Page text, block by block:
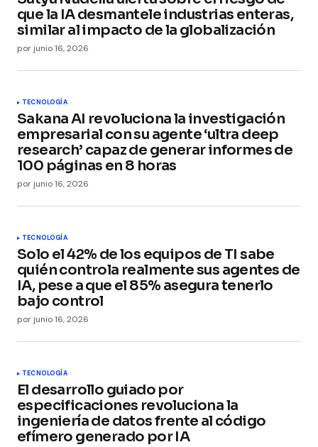
Your E-mail*
Guarda mi nombre, correo electrónico y web en
Submit Comment
que la IA desmantele industrias enteras,
similar al impacto de la globalización
por junio 16, 2026
TECNOLOGÍA
Sakana AI revoluciona la investigación
empresarial con su agente ‘ultra deep
research’ capaz de generar informes de
100 páginas en 8 horas
por junio 16, 2026
TECNOLOGÍA
Solo el 42% de los equipos de TI sabe
quién controla realmente sus agentes de
IA, pese a que el 85% asegura tenerlo
bajo control
por junio 16, 2026
TECNOLOGÍA
El desarrollo guiado por
especificaciones revoluciona la
ingeniería de datos frente al código
efímero generado por IA